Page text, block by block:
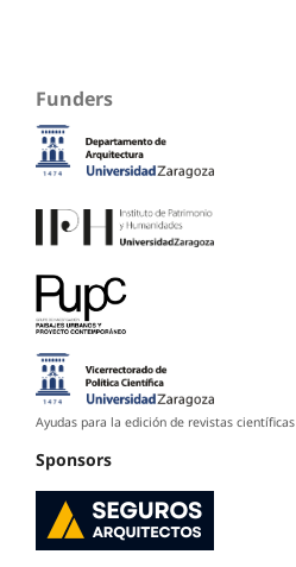
Funders
Ayudas para la edición de revistas científicas
Sponsors